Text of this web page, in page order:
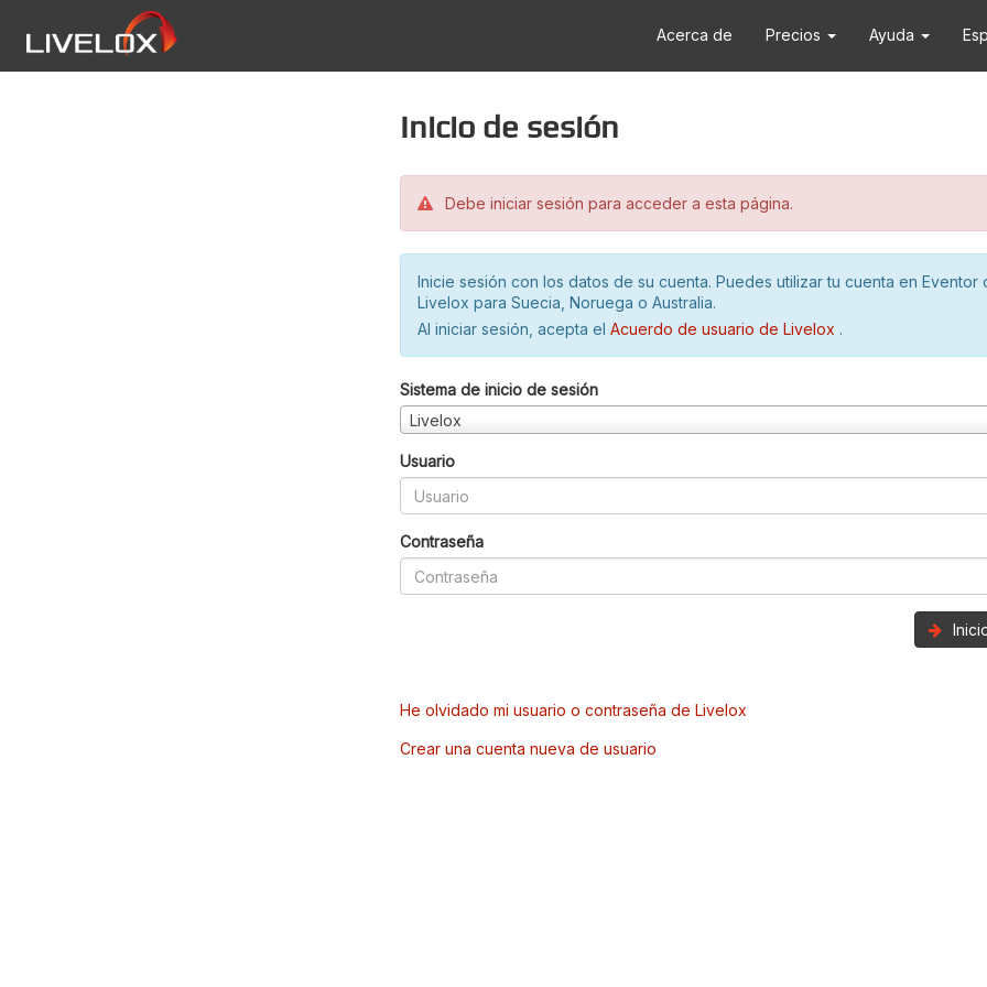
Acerca de Precios Ayuda
Inicio de sesión
Debe iniciar sesión para acceder a esta página.
Inicie sesión con los datos de su cuenta. Puedes utilizar tu cuenta en Eventor
Livelox para Suecia, Noruega o Australia.
Al iniciar sesión, acepta el Acuerdo de usuario de Livelox .
Sistema de inicio de sesión
Livelox
Usuario
Contraseña
He olvidado mi usuario o contraseña de Livelox
Crear una cuenta nueva de usuario